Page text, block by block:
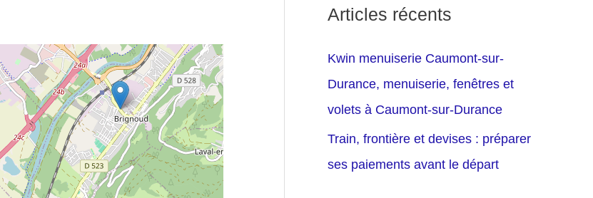
Articles récents
Kwin menuiserie Caumont-sur-
Durance, menuiserie, fenêtres et
volets à Caumont-sur-Durance
Train, frontière et devises : préparer
ses paiements avant le départ